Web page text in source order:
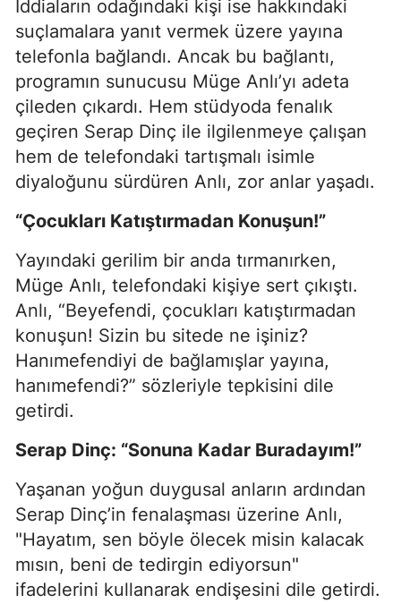
İddiaların odağındaki kişi ise hakkındaki
suçlamalara yanıt vermek üzere yayına
telefonla bağlandı. Ancak bu bağlantı,
programın sunucusu Müge Anlı’yı adeta
çileden çıkardı. Hem stüdyoda fenalık
geçiren Serap Dinç ile ilgilenmeye çalışan
hem de telefondaki tartışmalı isimle
diyaloğunu sürdüren Anlı, zor anlar yaşadı.
“Çocukları Katıştırmadan Konuşun!”
Yayındaki gerilim bir anda tırmanırken,
Müge Anlı, telefondaki kişiye sert çıkıştı.
Anlı, “Beyefendi, çocukları katıştırmadan
konuşun! Sizin bu sitede ne işiniz?
Hanımefendiyi de bağlamışlar yayına,
hanımefendi?” sözleriyle tepkisini dile
getirdi.
Serap Dinç: “Sonuna Kadar Buradayım!”
Yaşanan yoğun duygusal anların ardından
Serap Dinç’in fenalaşması üzerine Anlı,
"Hayatım, sen böyle ölecek misin kalacak
mısın, beni de tedirgin ediyorsun"
ifadelerini kullanarak endişesini dile getirdi.